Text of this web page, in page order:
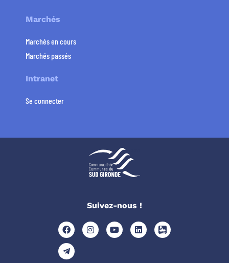
Marchés
Marchés en cours
Marchés passés
Intranet
Se connecter
Suivez-nous !